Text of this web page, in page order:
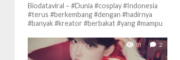
Biodataviral – #Dunia #cosplay #Indonesia
#terus #berkembang #dengan #hadirnya
#banyak #kreator #berbakat #yang #mampu
game, #hingga budaya pop...
91 2